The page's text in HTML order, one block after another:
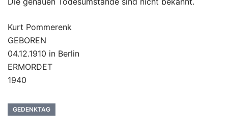
Kurt Pommerenk
GEBOREN
04.12.1910 in Berlin
ERMORDET
1940
GEDENKTAG